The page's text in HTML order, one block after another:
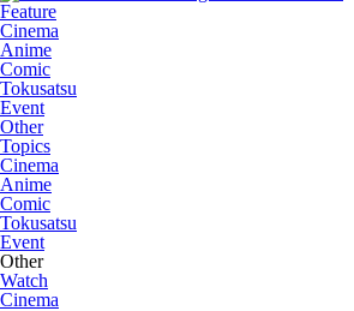
Feature
Cinema
Anime
Comic
Tokusatsu
Event
Other
Topics
Cinema
Anime
Comic
Tokusatsu
Event
Other
Watch
Cinema